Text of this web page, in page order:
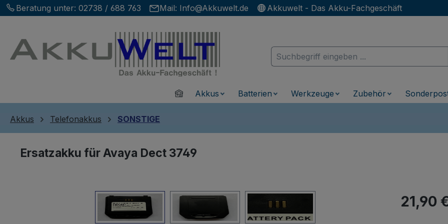
Hauptinhalt springen
Zur Suche springen
Zur Hauptnavigation springen
Beratung unter: 02738 / 688 763 Mail: Info@Akkuwelt.de Akkuwelt - Das Akku-Fachgeschäft
HomeAkkus Batterien Werkzeuge Zubehör
Akkus Telefonakkus SONSTIGE
Ersatzakku für Avaya Dect 3749
Bildergalerie überspringen Regulärer
21,90